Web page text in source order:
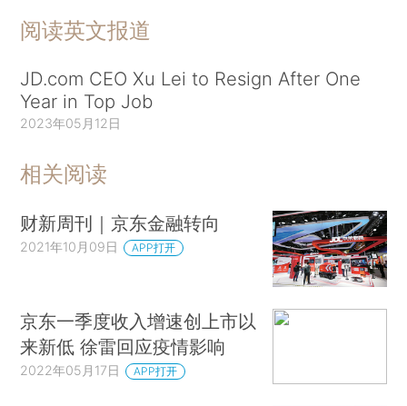
阅读英文报道
JD.com CEO Xu Lei to Resign After One
Year in Top Job
2023年05月12日
相关阅读
财新周刊｜京东金融转向
2021年10月09日 APP打开
京东一季度收入增速创上市以
来新低 徐雷回应疫情影响
2022年05月17日 APP打开